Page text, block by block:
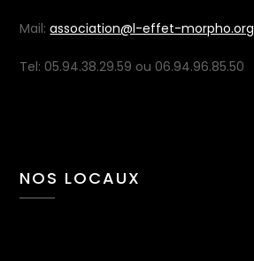
Mail:association@l-effet-morpho.org
Tel: 05.94.38.29.59 ou 06.94.96.85.50
NOS LOCAUX